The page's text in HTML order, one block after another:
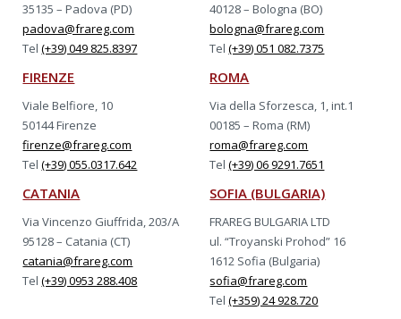
35135 – Padova (PD)
padova@frareg.com
Tel(+39) 049 825.8397
40128 – Bologna (BO)
bologna@frareg.com
Tel(+39) 051 082.7375
FIRENZE
Viale Belfiore, 10
50144 Firenze
firenze@frareg.com
Tel(+39) 055.0317.642
ROMA
Via della Sforzesca, 1, int.1
00185 – Roma (RM)
roma@frareg.com
Tel(+39) 06 9291.7651
CATANIA
Via Vincenzo Giuffrida, 203/A
95128 – Catania (CT)
catania@frareg.com
Tel(+39) 0953 288.408
SOFIA (BULGARIA)
FRAREG BULGARIA LTD
ul. “Troyanski Prohod” 16
1612 Sofia (Bulgaria)
sofia@frareg.com
Tel(+359) 24 928.720